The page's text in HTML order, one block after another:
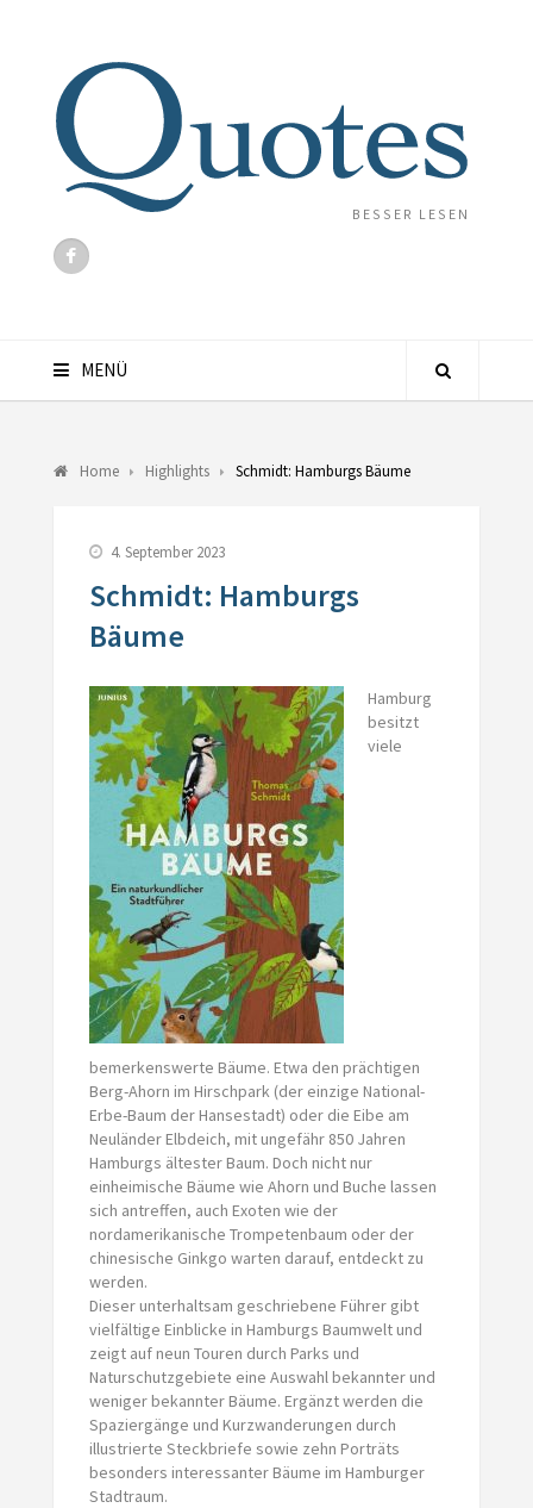
BESSER LESEN
MENÜ
Home Highlights Schmidt: Hamburgs Bäume
4. September 2023
Schmidt: Hamburgs
Bäume
Hamburg
besitzt
viele
bemerkenswerte Bäume. Etwa den prächtigen
Berg-Ahorn im Hirschpark (der einzige National-
Erbe-Baum der Hansestadt) oder die Eibe am
Neuländer Elbdeich, mit ungefähr 850 Jahren
Hamburgs ältester Baum. Doch nicht nur
einheimische Bäume wie Ahorn und Buche lassen
sich antreffen, auch Exoten wie der
nordamerikanische Trompetenbaum oder der
chinesische Ginkgo warten darauf, entdeckt zu
werden.
Dieser unterhaltsam geschriebene Führer gibt
vielfältige Einblicke in Hamburgs Baumwelt und
zeigt auf neun Touren durch Parks und
Naturschutzgebiete eine Auswahl bekannter und
weniger bekannter Bäume. Ergänzt werden die
Spaziergänge und Kurzwanderungen durch
illustrierte Steckbriefe sowie zehn Porträts
besonders interessanter Bäume im Hamburger
Stadtraum.